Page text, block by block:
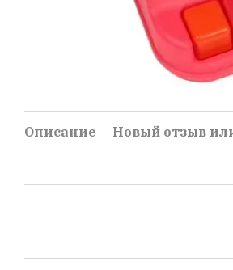
Описание Новый отзыв